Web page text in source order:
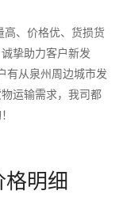
、价格优、货损货
挚助力客户新发
有从泉州周边城市发
运输需求，我司都
明细